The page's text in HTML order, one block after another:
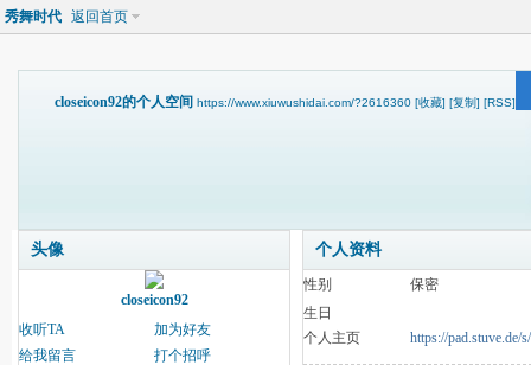
秀舞时代 返回首页
closeicon92的个人空间 https://www.xiuwushidai.com/?2616360 [收藏] [复制] [RSS]
头像
closeicon92
收听TA
加为好友
给我留言
打个招呼
个人资料
性别
保密
生日
个人主页
https://pad.stuve.de/